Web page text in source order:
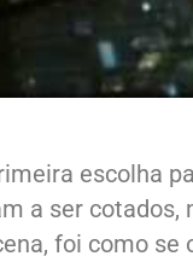
escolha
a ser cotados,
foi como